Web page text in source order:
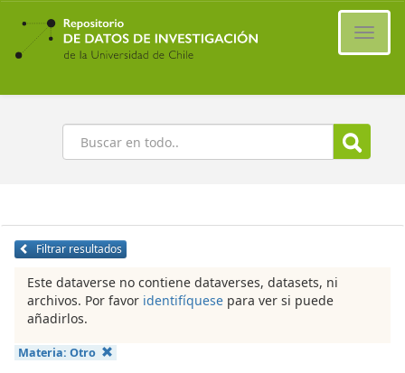
Ir
contenido
principal
Buscar
Filtrar resultados
Este dataverse no contiene dataverses, datasets, ni
archivos. Por favor identifíquese para ver si puede
añadirlos.
Materia: Otro